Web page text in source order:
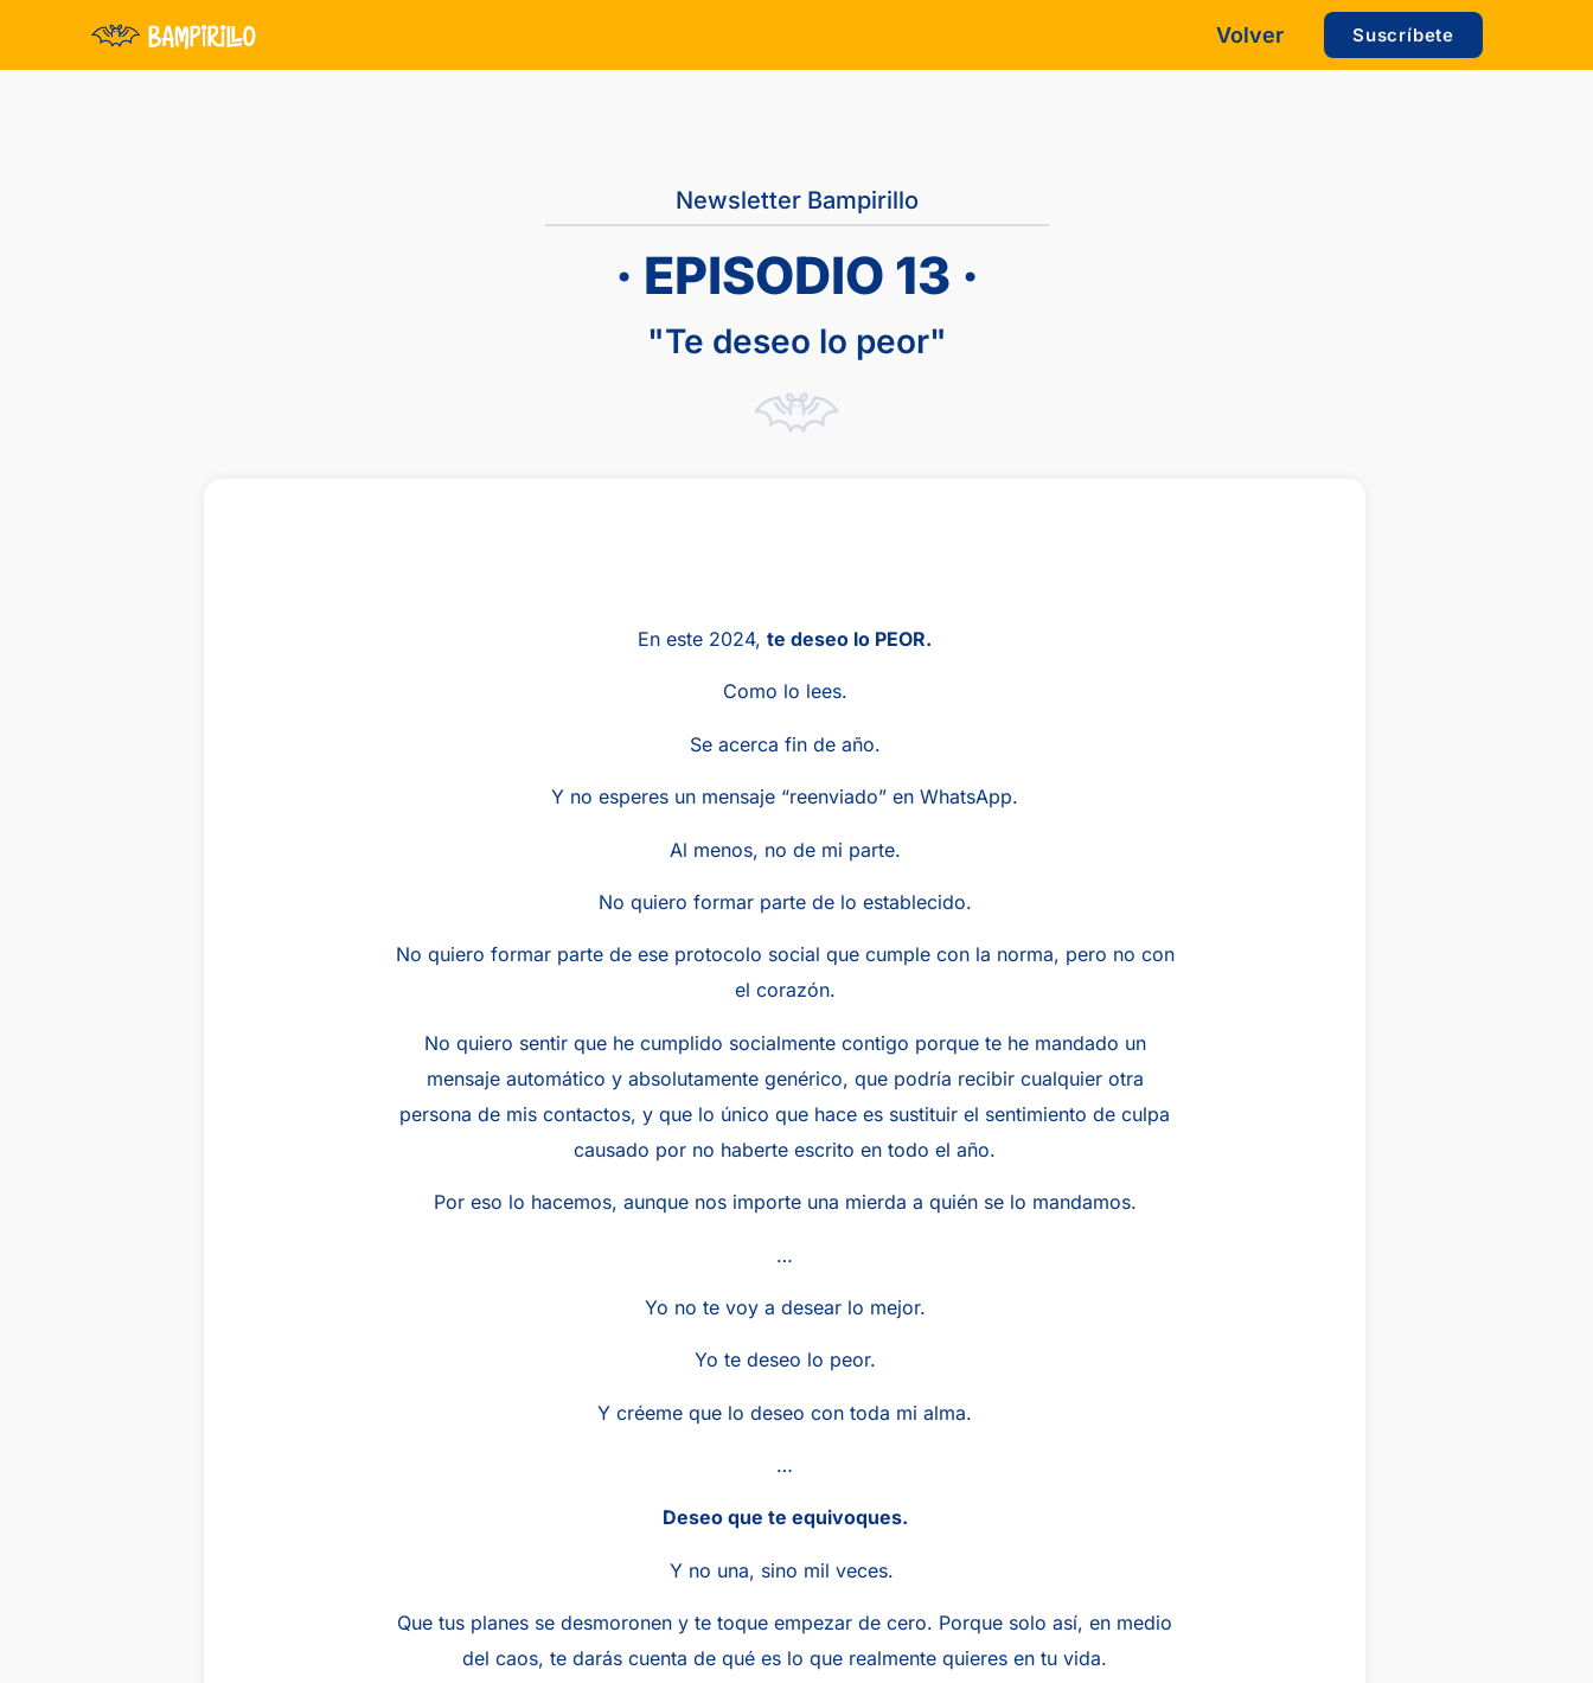
Volver Suscríbete
Newsletter Bampirillo
· EPISODIO 13 ·
"Te deseo lo peor"
En este 2024, te deseo lo PEOR.
Como lo lees.
Se acerca fin de año.
Y no esperes un mensaje “reenviado” en WhatsApp.
Al menos, no de mi parte.
No quiero formar parte de lo establecido.
No quiero formar parte de ese protocolo social que cumple con la norma, pero no con
el corazón.
No quiero sentir que he cumplido socialmente contigo porque te he mandado un
mensaje automático y absolutamente genérico, que podría recibir cualquier otra
persona de mis contactos, y que lo único que hace es sustituir el sentimiento de culpa
causado por no haberte escrito en todo el año.
Por eso lo hacemos, aunque nos importe una mierda a quién se lo mandamos.
…
Yo no te voy a desear lo mejor.
Yo te deseo lo peor.
Y créeme que lo deseo con toda mi alma.
…
Deseo que te equivoques.
Y no una, sino mil veces.
Que tus planes se desmoronen y te toque empezar de cero. Porque solo así, en medio
del caos, te darás cuenta de qué es lo que realmente quieres en tu vida.